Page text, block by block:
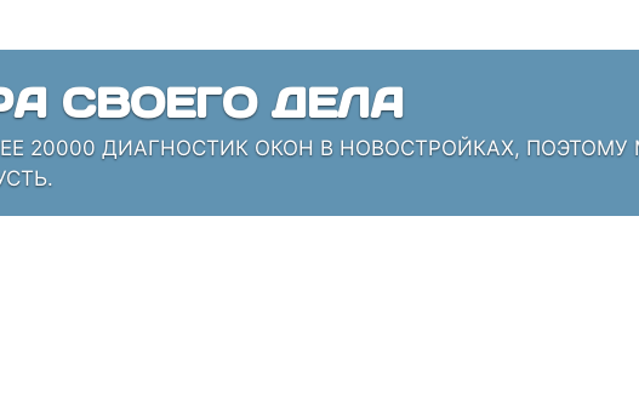
СВОЕГО ДЕЛА
20000 ДИАГНОСТИК ОКОН В НОВОСТРОЙКАХ,